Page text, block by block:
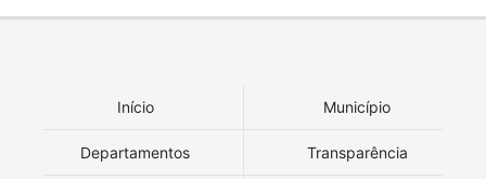
Início Município
Departamentos Transparência